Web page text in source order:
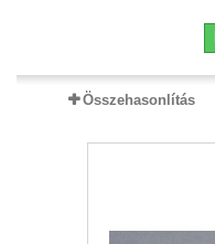
Összehasonlítás